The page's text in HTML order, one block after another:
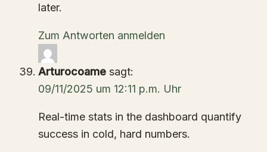
later.
Zum Antworten anmelden
Arturocoame sagt:
09/11/2025 um 12:11 p.m. Uhr
Real-time stats in the dashboard quantify
success in cold, hard numbers.